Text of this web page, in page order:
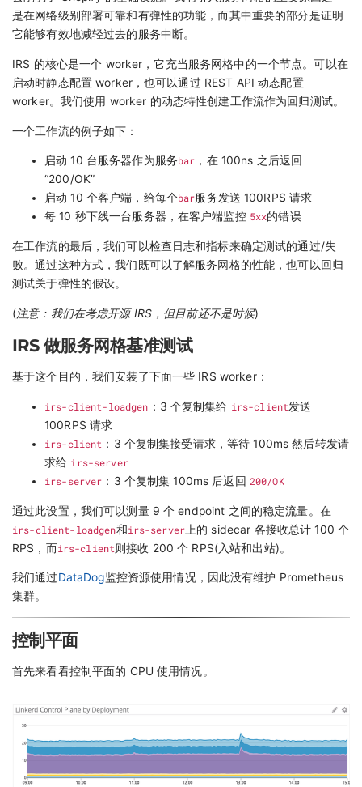
是在网络级别部署可靠和有弹性的功能，而其中重要的部分是证明
它能够有效地减轻过去的服务中断。
IRS 的核心是一个 worker，它充当服务网格中的一个节点。可以在
启动时静态配置 worker，也可以通过 REST API 动态配置
worker。我们使用 worker 的动态特性创建工作流作为回归测试。
一个工作流的例子如下：
启动 10 台服务器作为服务bar ，在 100ns 之后返回
“200/OK”
启动 10 个客户端，给每个bar服务发送 100RPS 请求
每 10 秒下线一台服务器，在客户端监控 5xx的错误
在工作流的最后，我们可以检查日志和指标来确定测试的通过/失
败。通过这种方式，我们既可以了解服务网格的性能，也可以回归
测试关于弹性的假设。
(注意：我们在考虑开源 IRS，但目前还不是时候)
IRS 做服务网格基准测试
基于这个目的，我们安装了下面一些 IRS worker：
irs-client-loadgen ：3 个复制集给 irs-client发送
100RPS 请求
irs-client ：3 个复制集接受请求，等待 100ms 然后转发请
求给 irs-server
irs-server ：3 个复制集 100ms 后返回 200/OK
通过此设置，我们可以测量 9 个 endpoint 之间的稳定流量。在
irs-client-loadgen和irs-server 上的 sidecar 各接收总计 100 个
RPS，而irs-client则接收 200 个 RPS(入站和出站)。
我们通过DataDog监控资源使用情况，因此没有维护 Prometheus
集群。
控制平面
首先来看看控制平面的 CPU 使用情况。